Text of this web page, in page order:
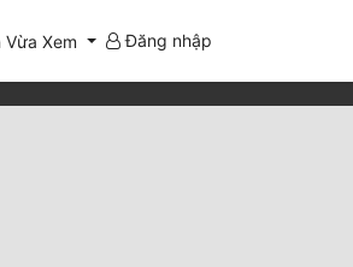
Vừa Xem Đăng nhập